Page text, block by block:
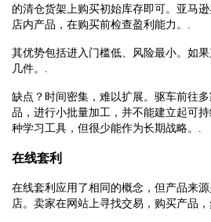
的清仓货架上购买初始库存即可。亚马
店内产品，在购买前检查盈利能力。.
其优势包括进入门槛低、风险最小。如
几件。.
缺点？时间密集，难以扩展。驱车前往
品，进行小批量加工，并不能建立起可
种学习工具，但很少能作为长期战略。.
在线套利
在线套利应用了相同的概念，但产品来
店。卖家在网站上寻找交易，购买产品，